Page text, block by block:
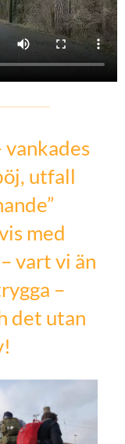
vankades
utfall
med
vart vi än
–
det utan